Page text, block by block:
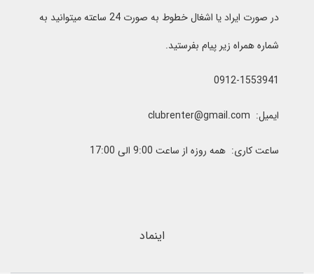
در صورت ایراد یا اشغال خطوط به صورت 24 ساعته میتوانید به
شماره همراه زیر پیام بفرستید.
0912-1553941
ایمیل: clubrenter@gmail.com
ساعت کاری: همه روزه از ساعت 9:00 الی 17:00
اینماد